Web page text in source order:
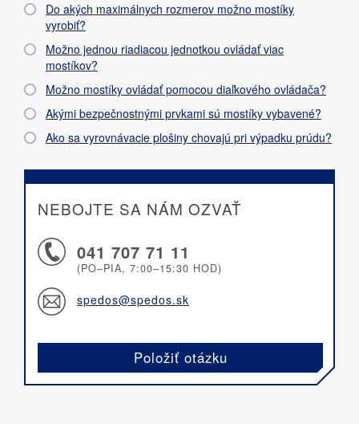
Do akých maximálnych rozmerov možno mostíky
vyrobiť?
Možno jednou riadiacou jednotkou ovládať viac
mostíkov?
Možno mostíky ovládať pomocou diaľkového ovládača?
Akými bezpečnostnými prvkami sú mostíky vybavené?
Ako sa vyrovnávacie plošiny chovajú pri výpadku prúdu?
NEBOJTE SA NÁM OZVAŤ
041 707 71 11
(PO–PIA, 7:00–15:30 HOD)
spedos@spedos.sk
Položiť otázku